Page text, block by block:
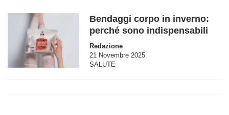
Bendaggi corpo in inverno:
perché sono indispensabili
Redazione
21 Novembre 2025
SALUTE